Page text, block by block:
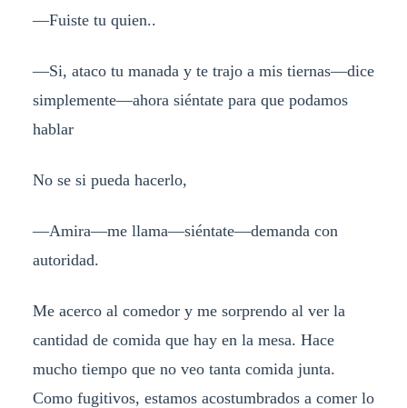
—Fuiste tu quien..
—Si, ataco tu manada y te trajo a mis tiernas—dice
simplemente—ahora siéntate para que podamos
hablar
No se si pueda hacerlo,
—Amira—me llama—siéntate—demanda con
autoridad.
Me acerco al comedor y me sorprendo al ver la
cantidad de comida que hay en la mesa. Hace
mucho tiempo que no veo tanta comida junta.
Como fugitivos, estamos acostumbrados a comer lo